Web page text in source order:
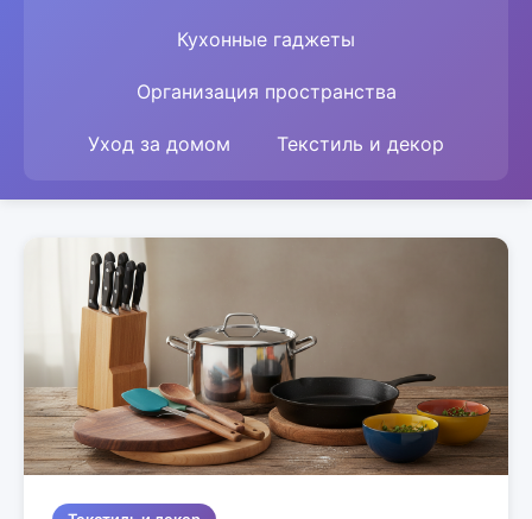
Кухонные гаджеты
Организация пространства
Уход за домом Текстиль и декор